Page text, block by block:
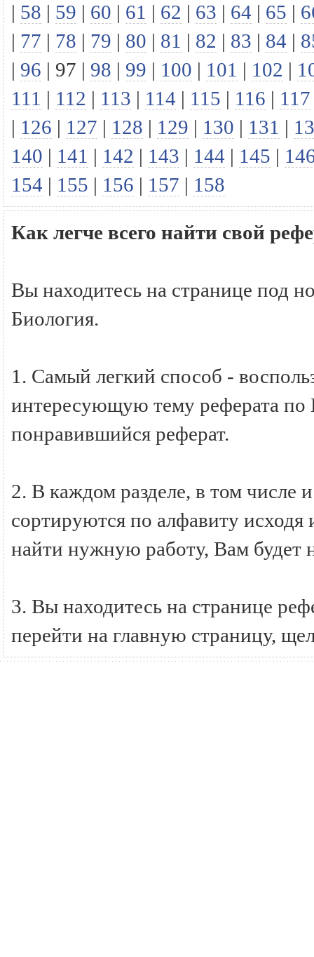
| 58 | 59 | 60 | 61 | 62 | 63 | 64 | 65 |
| 77 | 78 | 79 | 80 | 81 | 82 | 83 | 84 |
| 96 | 97 | 98 | 99 | 100 | 101 | 102 |
111 | 112 | 113 | 114 | 115 | 116 | 117
| 126 | 127 | 128 | 129 | 130 | 131 |
140 | 141 | 142 | 143 | 144 | 145 |
154 | 155 | 156 | 157 | 158
Как легче всего найти свой
Вы находитесь на странице под
Биология.
1. Самый легкий способ -
интересующую тему реферата по
понравившийся реферат.
2. В каждом разделе, в том числе
сортируются по алфавиту исходя
найти нужную работу, Вам будет
3. Вы находитесь на странице
перейти на главную страницу,